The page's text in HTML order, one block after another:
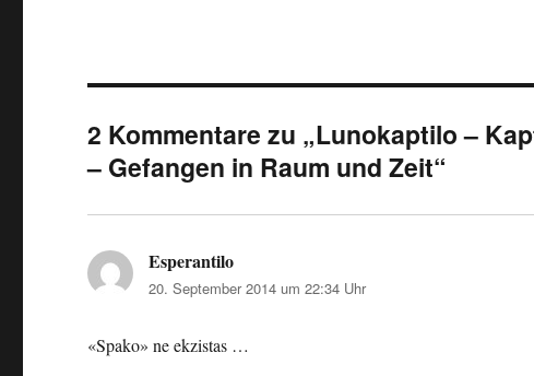
2 Kommentare zu „Lunokaptilo –
– Gefangen in Raum und Zeit“
Esperantilo
20. September 2014 um 22:34 Uhr
«Spako» ne ekzistas …